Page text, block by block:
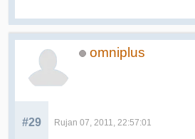
omniplus
#29 Rujan 07, 2011, 22:57:01